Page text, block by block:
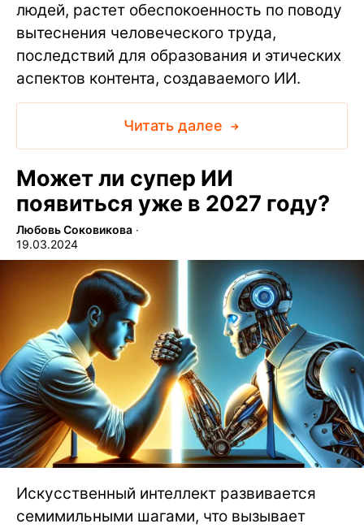
людей, растет обеспокоенность по поводу
вытеснения человеческого труда,
последствий для образования и этических
аспектов контента, создаваемого ИИ.
Читать далее
Может ли супер ИИ
появиться уже в 2027 году?
Любовь Соковикова ∙
19.03.2024
Искусственный интеллект развивается
семимильными шагами, что вызывает